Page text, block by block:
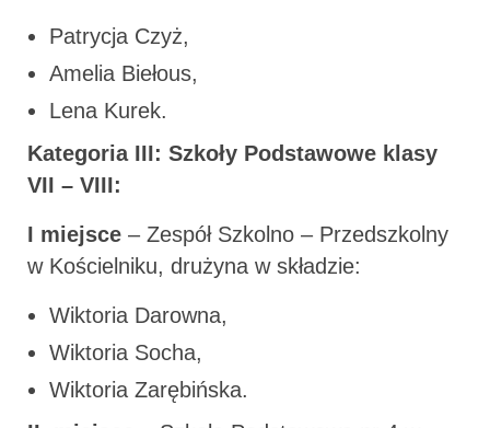
Patrycja Czyż,
Amelia Biełous,
Lena Kurek.
Kategoria III: Szkoły Podstawowe klasy
VII – VIII:
I miejsce – Zespół Szkolno – Przedszkolny
w Kościelniku, drużyna w składzie:
Wiktoria Darowna,
Wiktoria Socha,
Wiktoria Zarębińska.